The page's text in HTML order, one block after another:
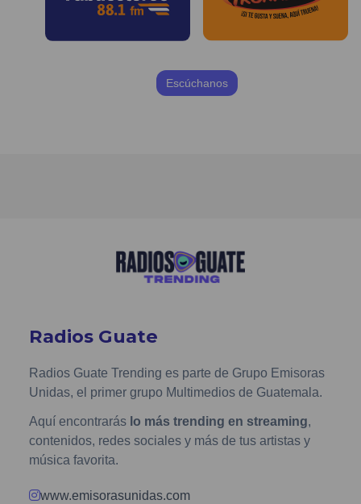
Escúchanos
Radios Guate
Radios Guate Trending es parte de Grupo Emisoras
Unidas, el primer grupo Multimedios de Guatemala.
Aquí encontrarás lo más trending en streaming,
contenidos, redes sociales y más de tus artistas y
música favorita.
www.emisorasunidas.com